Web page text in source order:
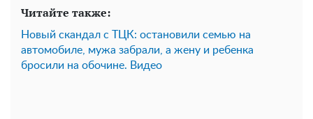
Читайте также:
Новый скандал с ТЦК: остановили семью на
автомобиле, мужа забрали, а жену и ребенка
бросили на обочине. Видео